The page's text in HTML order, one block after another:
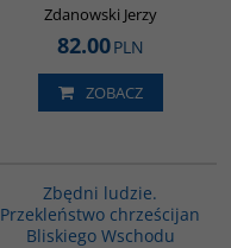
Zdanowski Jerzy
82.00PLN
ZOBACZ
Zbędni ludzie.
Przekleństwo chrześcijan
Bliskiego Wschodu